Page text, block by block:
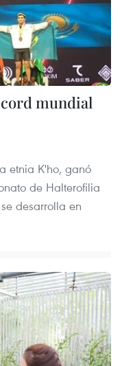
mundial
etnia K'ho, ganó
de Halterofilia
desarrolla en